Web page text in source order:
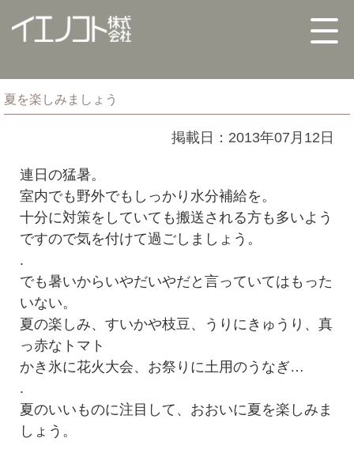
夏を楽しみましょう
掲載日：2013年07月12日
連日の猛暑。
室内でも野外でもしっかり水分補給を。
十分に対策をしていても搬送される方も多いよう
ですので気を付けて過ごしましょう。
.
でも暑いからいやだいやだと言っていてはもった
いない。
夏の楽しみ、すいかや枝豆、うりにきゅうり、真
っ赤なトマト
かき氷に花火大会、お祭りに土用のうなぎ…
.
夏のいいものに注目して、おおいに夏を楽しみま
しょう。